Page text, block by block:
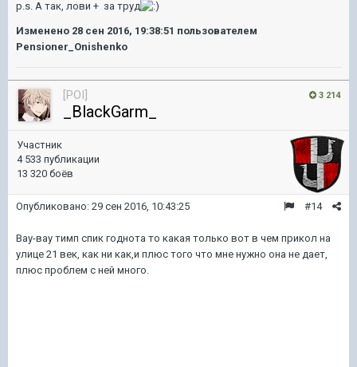
p.s. А так, лови + за труд
Изменено 28 сен 2016, 19:38:51 пользователем
Pensioner_Onishenko
3 214
[POI]
_BlackGarm_
Участник
4 533 публикации
13 320 боёв
#14
Опубликовано: 29 сен 2016, 10:43:25
Вау-вау тимп спик годнота то какая только вот в чем прикол на
улице 21 век, как ни как,и плюс того что мне нужно она не дает,
плюс проблем с ней много.